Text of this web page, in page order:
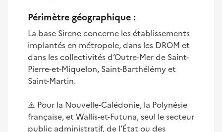
Périmètre géographique :
La base Sirene concerne les établissements
implantés en métropole, dans les DROM et
dans les collectivités d’Outre-Mer de Saint-
Pierre-et-Miquelon, Saint-Barthélémy et
Saint-Martin.
⚠️ Pour la Nouvelle-Calédonie, la Polynésie
française, et Wallis-et-Futuna, seul le secteur
public administratif, de l’État ou des